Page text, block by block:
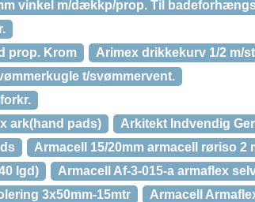
vinkel m/dækkp/prop. Til
prop. Krom
Arimex drikkekurv 1/2 m/
t/svømmervent.
ark(hand pads)
Arkitekt Indvendig
Armacell 15/20mm armacell røriso 2
lgd)
Armacell Af-3-015-a armaflex
3x50mm-15mtr
Armacell